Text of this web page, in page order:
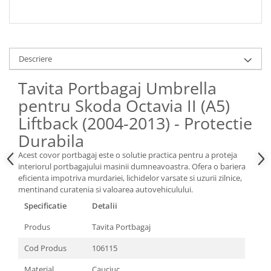
Lubrifianti si Spray-uri de Curatare
Curatare si Detailing Interior
Vopsitorie, Chituri si Adezivi
Curatare si Detailing Exterior
Articole Auto Sezoniere
Produse de Iarna
Cabluri Pornire
Produse de Vara
Blog
Descriere
Tavita Portbagaj Umbrella
pentru Skoda Octavia II (A5)
Liftback (2004-2013) - Protectie
Durabila
Acest covor portbagaj este o solutie practica pentru a proteja
interiorul portbagajului masinii dumneavoastra. Ofera o bariera
eficienta impotriva murdariei, lichidelor varsate si uzurii zilnice,
mentinand curatenia si valoarea autovehiculului.
Specificatie
Detalii
Produs
Tavita Portbagaj
Cod Produs
106115